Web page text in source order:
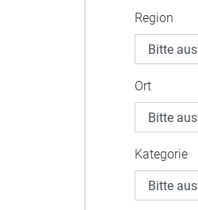
Region
Ort
Kategorie